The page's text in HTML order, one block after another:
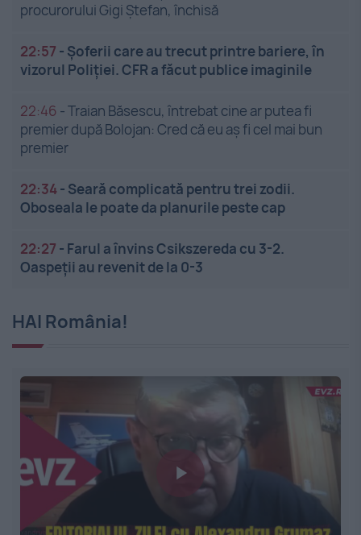
procurorului Gigi Ștefan, închisă
22:57 - Șoferii care au trecut printre bariere, în
vizorul Poliției. CFR a făcut publice imaginile
22:46 -Traian Băsescu, întrebat cine ar putea fi
premier după Bolojan: Cred că eu aș fi cel mai bun
premier
22:34- Seară complicată pentru trei zodii.
Oboseala le poate da planurile peste cap
22:27 - Farul a învins Csikszereda cu 3-2.
Oaspeții au revenit de la 0-3
HAI România!